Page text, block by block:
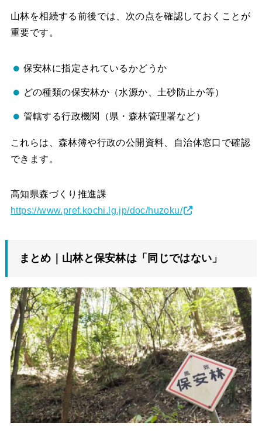
山林を相続する前後では、次の点を確認しておくことが
重要です。
保安林に指定されているかどうか
どの種類の保安林か（水源か、土砂防止か等）
管轄する行政機関（県・森林管理署など）
これらは、森林簿や行政の公開資料、自治体窓口で確認
できます。
高知県森づくり推進課
https://www.pref.kochi.lg.jp/doc/huzoku/
まとめ｜山林と保安林は「同じではない」